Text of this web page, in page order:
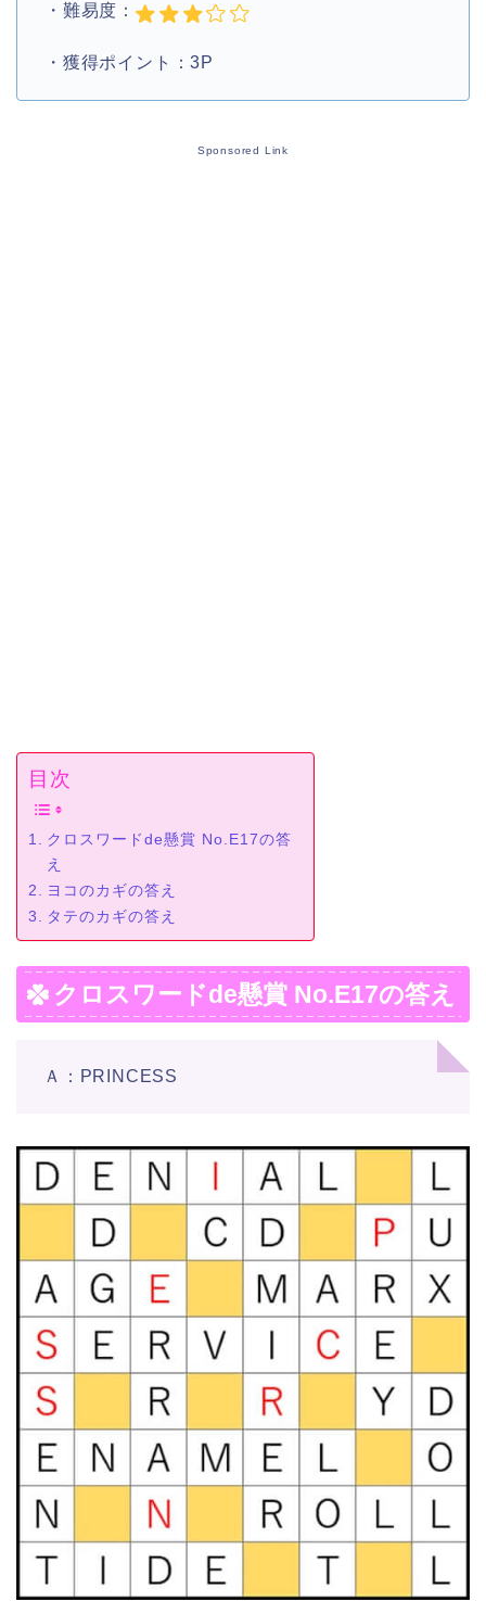
・難易度：
・獲得ポイント：3P
Sponsored Link
目次
クロスワードde懸賞 No.E17の答
え
ヨコのカギの答え
タテのカギの答え
クロスワードde懸賞 No.E17の答え
Ａ：PRINCESS